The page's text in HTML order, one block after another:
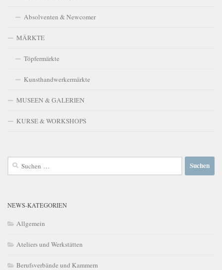
Absolventen & Newcomer
MÄRKTE
Töpfermärkte
Kunsthandwerkermärkte
MUSEEN & GALERIEN
KURSE & WORKSHOPS
Suchen
NEWS-KATEGORIEN
Allgemein
Ateliers und Werkstätten
Berufsverbände und Kammern